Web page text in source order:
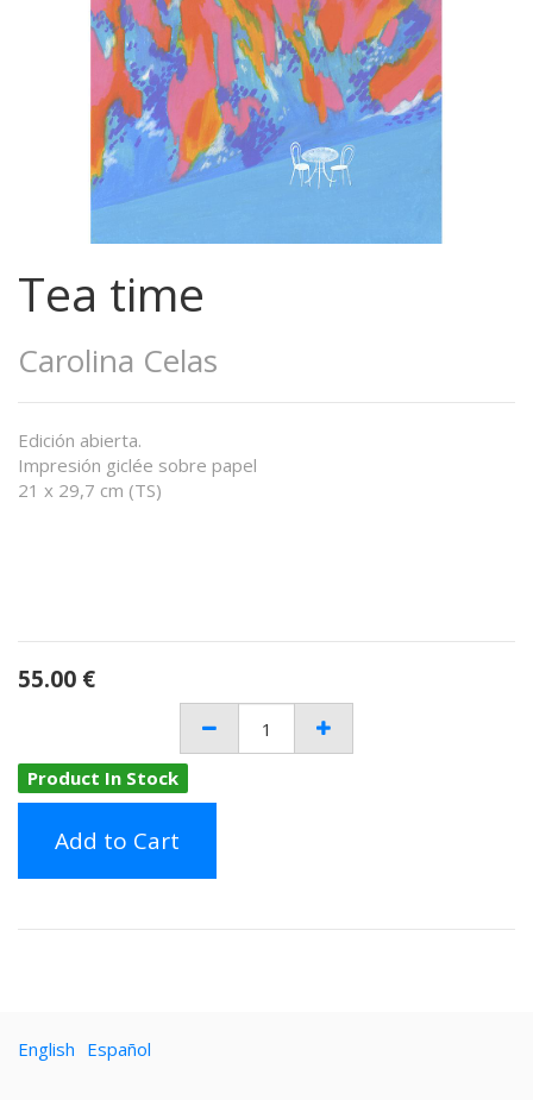
Tea time
Carolina Celas
Edición abierta.
Impresión giclée sobre papel
21 x 29,7 cm (TS)
55.00 €
Product In Stock
Add to Cart
English Español